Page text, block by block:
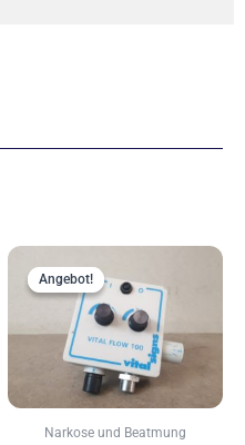
Angebot!
Angebot!
Narkose und Beatmung
Preis
war:
299,00 €